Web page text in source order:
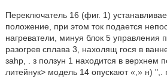
Переключатель 16 (фиг. 1)
положение, при этом ток подается
нагреватели, минуя блок 5 управления
разогрев сплава 3, нахолящ гося в
заhp, . з ползун 1 находится в верхнем
литейнук> модель 14 опускают «,» н) ",.